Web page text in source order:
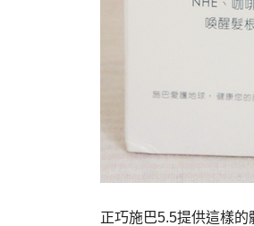
正巧施巴5.5提供這樣的